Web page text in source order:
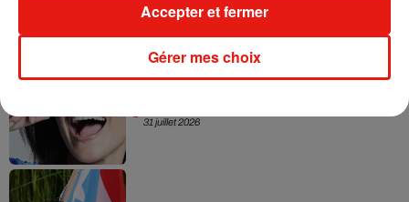
31 juillet 2026
Gérer mes choix
Accepter et fermer